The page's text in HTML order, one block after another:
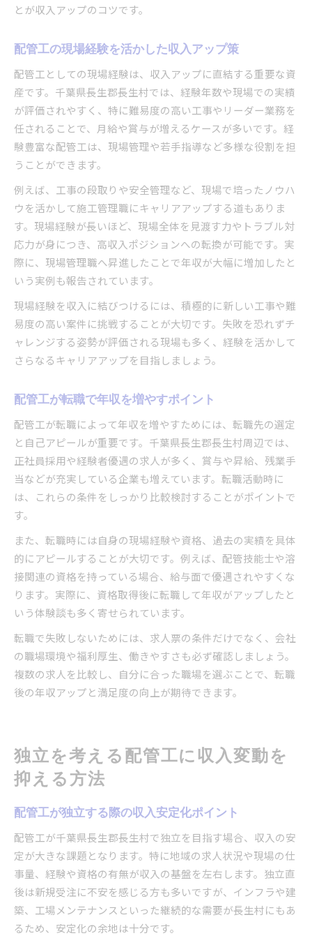
とが収入アップのコツです。
配管工の現場経験を活かした収入アップ策
配管工としての現場経験は、収入アップに直結する重要な資
産です。千葉県長生郡長生村では、経験年数や現場での実績
が評価されやすく、特に難易度の高い工事やリーダー業務を
任されることで、月給や賞与が増えるケースが多いです。経
験豊富な配管工は、現場管理や若手指導など多様な役割を担
うことができます。
例えば、工事の段取りや安全管理など、現場で培ったノウハ
ウを活かして施工管理職にキャリアアップする道もありま
す。現場経験が長いほど、現場全体を見渡す力やトラブル対
応力が身につき、高収入ポジションへの転換が可能です。実
際に、現場管理職へ昇進したことで年収が大幅に増加したと
いう実例も報告されています。
現場経験を収入に結びつけるには、積極的に新しい工事や難
易度の高い案件に挑戦することが大切です。失敗を恐れずチ
ャレンジする姿勢が評価される現場も多く、経験を活かして
さらなるキャリアアップを目指しましょう。
配管工が転職で年収を増やすポイント
配管工が転職によって年収を増やすためには、転職先の選定
と自己アピールが重要です。千葉県長生郡長生村周辺では、
正社員採用や経験者優遇の求人が多く、賞与や昇給、残業手
当などが充実している企業も増えています。転職活動時に
は、これらの条件をしっかり比較検討することがポイントで
す。
また、転職時には自身の現場経験や資格、過去の実績を具体
的にアピールすることが大切です。例えば、配管技能士や溶
接関連の資格を持っている場合、給与面で優遇されやすくな
ります。実際に、資格取得後に転職して年収がアップしたと
いう体験談も多く寄せられています。
転職で失敗しないためには、求人票の条件だけでなく、会社
の職場環境や福利厚生、働きやすさも必ず確認しましょう。
複数の求人を比較し、自分に合った職場を選ぶことで、転職
後の年収アップと満足度の向上が期待できます。
独立を考える配管工に収入変動を
抑える方法
配管工が独立する際の収入安定化ポイント
配管工が千葉県長生郡長生村で独立を目指す場合、収入の安
定が大きな課題となります。特に地域の求人状況や現場の仕
事量、経験や資格の有無が収入の基盤を左右します。独立直
後は新規受注に不安を感じる方も多いですが、インフラや建
築、工場メンテナンスといった継続的な需要が長生村にもあ
るため、安定化の余地は十分です。